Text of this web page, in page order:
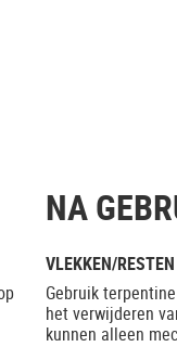
NA
VLEKKEN/RESTEN
Gebruik
het verwijderen
kunnen alleen